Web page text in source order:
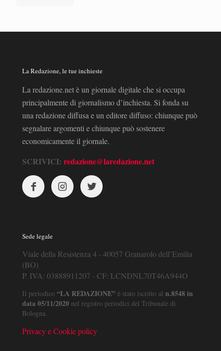
La Redazione, le tue inchieste
La redazione.net è un giornale digitale che si occupa
principalmente di giornalismo d’inchiesta. Si fonda su
una redazione diffusa e un editore diffuso: chiunque può
segnalare argomenti e chiunque può sostenere
economicamente il giornale.
SCRIVICI: redazione@laredazione.net
Sede legale
Viale della Resistenza 4 - 40057 Granarolo dell’Emilia
(BO)
P. IVA: 03888911207 - CF: LCNDNL70T46A944O
Il periodico “LA REDAZIONE” è stato iscritto al n.8548 in
data 05/11/2020 nel registro periodici del Tribunale di
Bologna.
Privacy e Cookie policy